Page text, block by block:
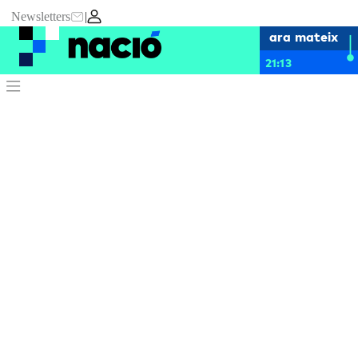
|
Newsletters
ara mateix
21:13